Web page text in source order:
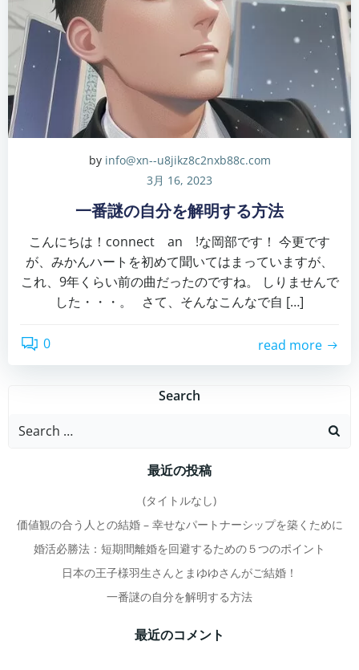
by info@xn--u8jikz8c2nxb88c.com
3月 16, 2023
一番謎の自分を解明する方法
こんにちは！connect an !な岡部です！ 今更です
が、みかんハートを初めて聞いてはまっていますが、
これ、9年くらい前の曲だったのですね。 しりませんで
した・・・。 さて、そんなこんなで自 […]
0 read more
Search
Search
最近の投稿
(タイトルなし)
価値観の合う人との結婚 – 幸せなパートナーシップを築くために
婚活必勝法：短期間離婚を回避するための５つのポイント
日本の王子様羽生さんとまゆゆさんがご結婚！
一番謎の自分を解明する方法
最近のコメント